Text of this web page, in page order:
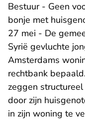
Bestuur - Geen
bonje met
27 mei - De
Syrië gevluchte
Amsterdams
rechtbank
zeggen
door zijn
in zijn woning te